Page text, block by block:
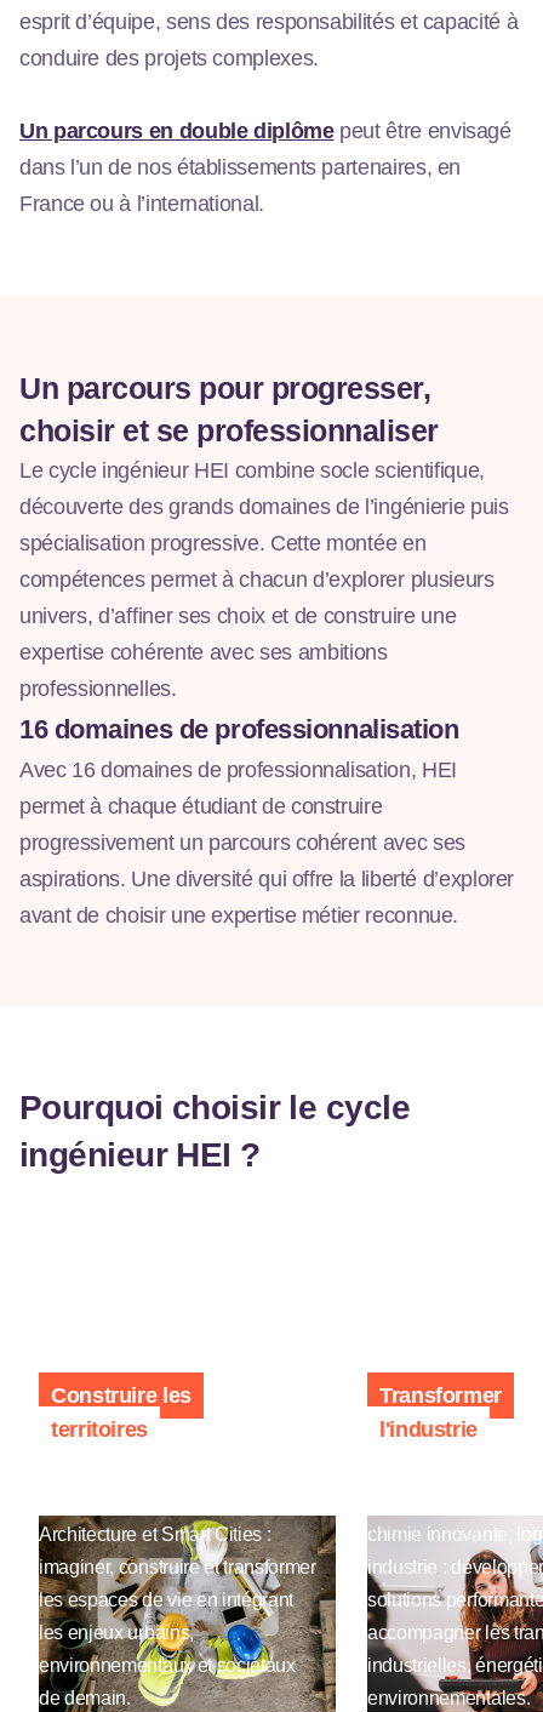
esprit d’équipe, sens des responsabilités et capacité à
conduire des projets complexes.
Un parcours en double diplômepeut être envisagé
dans l’un de nos établissements partenaires, en
France ou à l’international.
Un parcours pour progresser,
choisir et se professionnaliser
Le cycle ingénieur HEI combine socle scientifique,
découverte des grands domaines de l’ingénierie puis
spécialisation progressive. Cette montée en
compétences permet à chacun d’explorer plusieurs
univers, d’affiner ses choix et de construire une
expertise cohérente avec ses ambitions
professionnelles.
16 domaines de professionnalisation
Avec 16 domaines de professionnalisation, HEI
permet à chaque étudiant de construire
progressivement un parcours cohérent avec ses
aspirations. Une diversité qui offre la liberté d’explorer
avant de choisir une expertise métier reconnue.
Pourquoi choisir le cycle
ingénieur HEI ?
Construire les
territoires
Architecture et Smart Cities :
imaginer, construire et transformer
les espaces de vie en intégrant
les enjeux urbains,
environnementaux et sociétaux
de demain.
Transformer
l'industrie
chimie innovante,
industrie :
solutions
accompagner les
industrielles,
environnementales.